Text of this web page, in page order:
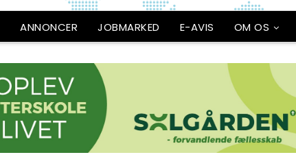
ANNONCER JOBMARKED E-AVIS OM OS